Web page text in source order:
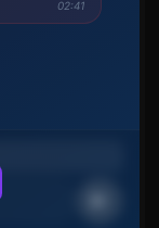
02:41